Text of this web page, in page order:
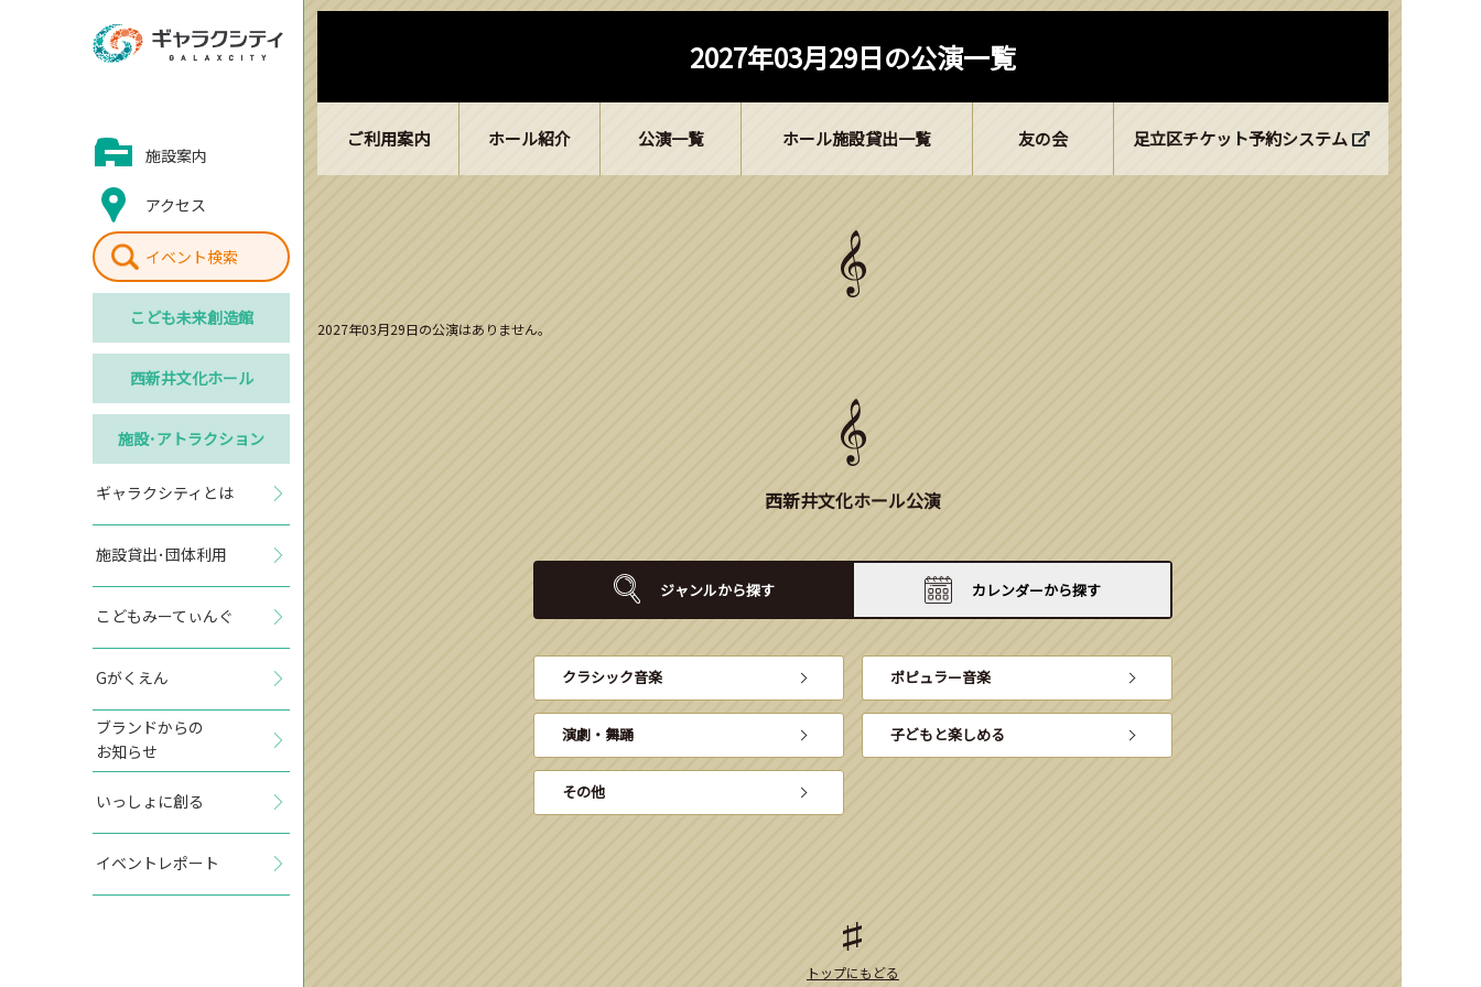
施設案内
アクセス
イベント検索
こども未来創造館
西新井文化ホール
施設･アトラクション
ギャラクシティとは
施設貸出･団体利用
こどもみーてぃんぐ
Gがくえん
ブランドからの
お知らせ
いっしょに創る
イベントレポート
2027年03月29日の公演一覧
ご利用案内 ホール紹介 公演一覧 ホール施設貸出一覧 友の会 足立区チケット予約システム
2027年03月29日の公演はありません。
西新井文化ホール公演
ジャンルから探す カレンダーから探す
クラシック音楽 ポピュラー音楽
演劇・舞踊 子どもと楽しめる
その他
トップにもどる